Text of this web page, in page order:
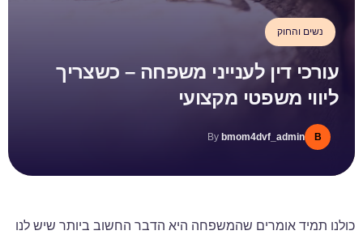
נשים והחוק
עורכי דין לענייני משפחה – כשצריך
ליווי משפטי מקצועי
B
By bmom4dvf_admin
כולנו תמיד אומרים שהמשפחה היא הדבר החשוב ביותר שיש לנו